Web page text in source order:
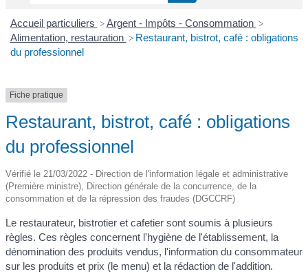
Accueil particuliers > Argent - Impôts - Consommation >
Alimentation, restauration > Restaurant, bistrot, café : obligations
du professionnel
Fiche pratique
Restaurant, bistrot, café : obligations
du professionnel
Vérifié le 21/03/2022 - Direction de l'information légale et administrative
(Première ministre), Direction générale de la concurrence, de la
consommation et de la répression des fraudes (DGCCRF)
Le restaurateur, bistrotier et cafetier sont soumis à plusieurs
règles. Ces règles concernent l'hygiène de l'établissement, la
dénomination des produits vendus, l'information du consommateur
sur les produits et prix (le menu) et la rédaction de l'addition.